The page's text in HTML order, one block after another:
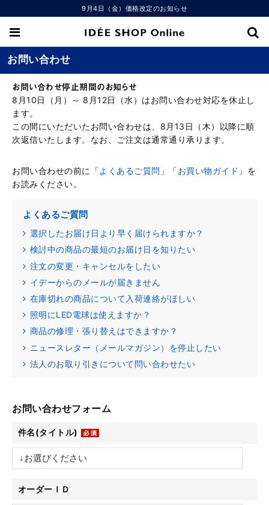
9月4日（金）価格改定のお知らせ
お問い合わせ
お問い合わせ停止期間のお知らせ
8月10日（月）～ 8月12日（水）はお問い合わせ対応を休止し
ます。
この間にいただいたお問い合わせは、8月13日（木）以降に順
次返信いたします。なお、ご注文は通常通り承ります。
お問い合わせの前に「よくあるご質問 」「お買い物ガイド 」を
お読みください。
よくあるご質問
選択したお届け日より早く届けられますか？
検討中の商品の最短のお届け日を知りたい
注文の変更・キャンセルをしたい
イデーからのメールが届きません
在庫切れの商品について入荷連絡がほしい
照明にLED電球は使えますか？
商品の修理・張り替えはできますか？
ニュースレター（メールマガジン）を停止したい
法人のお取り引きについて問い合わせたい
お問い合わせフォーム
件名(タイトル)
オーダーＩＤ